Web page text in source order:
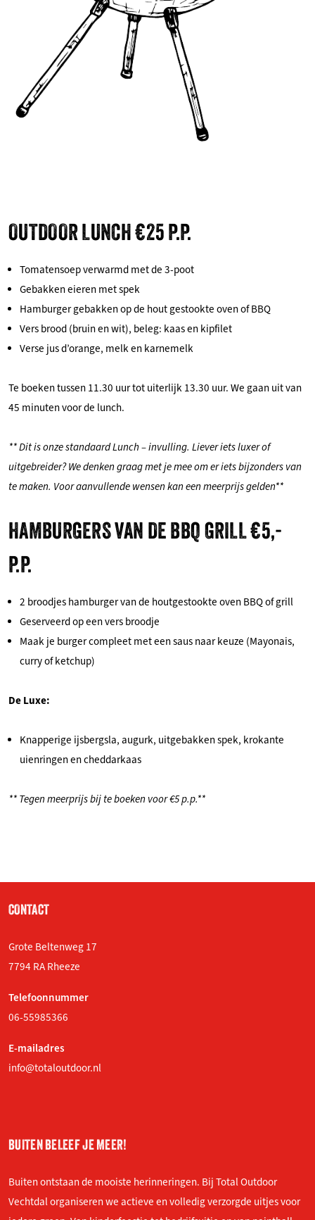
OUTDOOR LUNCH €25 P.P.
Tomatensoep verwarmd met de 3-poot
Gebakken eieren met spek
Hamburger gebakken op de hout gestookte oven of BBQ
Vers brood (bruin en wit), beleg: kaas en kipfilet
Verse jus d’orange, melk en karnemelk
Te boeken tussen 11.30 uur tot uiterlijk 13.30 uur. We gaan uit van
45 minuten voor de lunch.
** Dit is onze standaard Lunch – invulling. Liever iets luxer of
uitgebreider? We denken graag met je mee om er iets bijzonders van
te maken. Voor aanvullende wensen kan een meerprijs gelden**
HAMBURGERS VAN DE BBQ GRILL €5,-
P.P.
2 broodjes hamburger van de houtgestookte oven BBQ of grill
Geserveerd op een vers broodje
Maak je burger compleet met een saus naar keuze (Mayonais,
curry of ketchup)
De Luxe:
Knapperige ijsbergsla, augurk, uitgebakken spek, krokante
uienringen en cheddarkaas
** Tegen meerprijs bij te boeken voor €5 p.p.**
CONTACT
Grote Beltenweg 17
7794 RA Rheeze
Telefoonnummer
06-55985366
E-mailadres
info@totaloutdoor.nl
BUITEN BELEEF JE MEER!
Buiten ontstaan de mooiste herinneringen. Bij Total Outdoor
Vechtdal organiseren we actieve en volledig verzorgde uitjes voor